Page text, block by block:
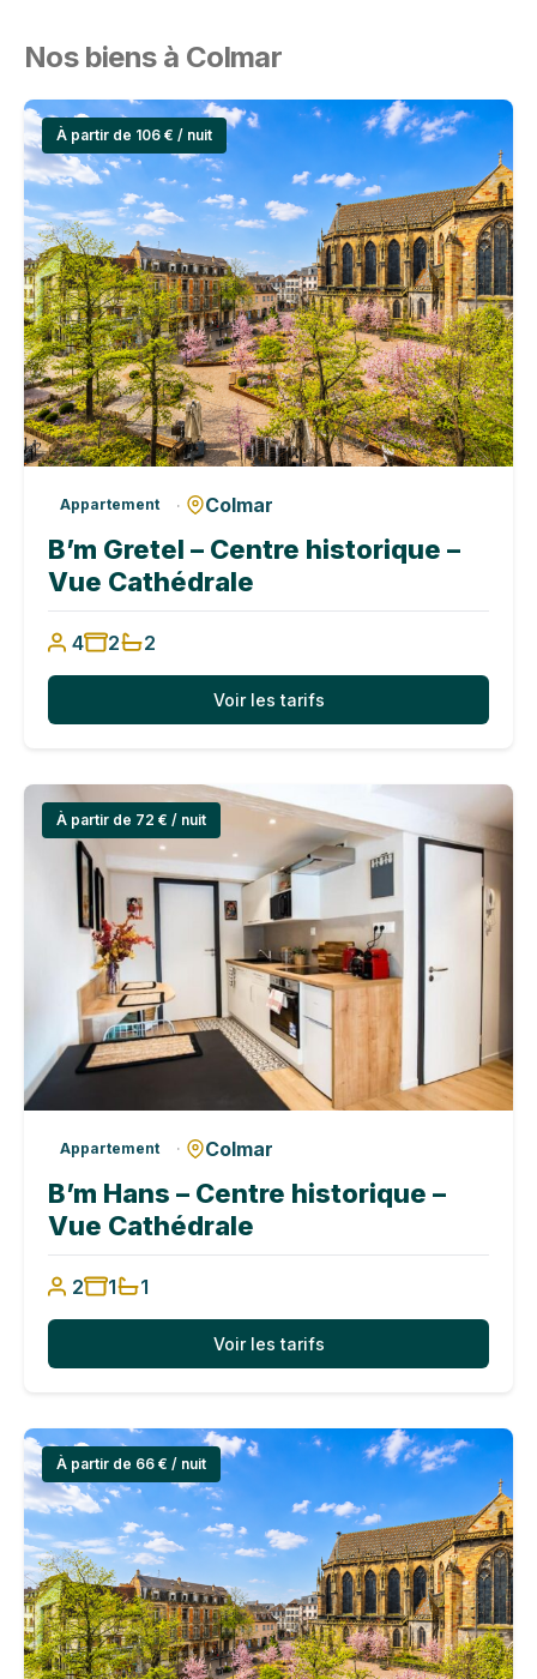
Nos biens à Colmar
À partir de 106 € / nuit
Appartement · Colmar
B’m Gretel – Centre historique –
Vue Cathédrale
4 2 2
Voir les tarifs
À partir de 72 € / nuit
Appartement · Colmar
B’m Hans – Centre historique –
Vue Cathédrale
2 1 1
Voir les tarifs
À partir de 66 € / nuit